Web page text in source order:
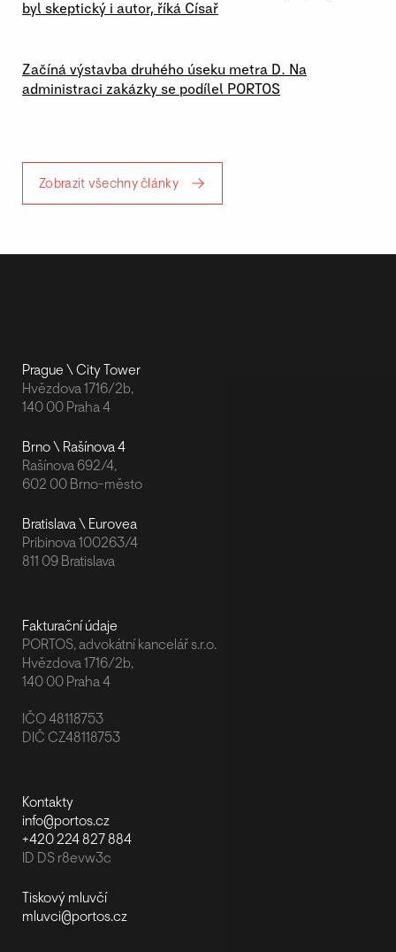
byl skeptický i autor, říká Císař
Začíná výstavba druhého úseku metra D. Na
administraci zakázky se podílel PORTOS
Zobrazit všechny články
Prague \ City Tower
Hvězdova 1716/2b,
140 00 Praha 4
Brno \ Rašínova 4
Rašínova 692/4,
602 00 Brno-město
Bratislava \ Eurovea
Pribinova 100263/4
811 09 Bratislava
Fakturační údaje
PORTOS, advokátní kancelář s.r.o.
Hvězdova 1716/2b,
140 00 Praha 4
IČO 48118753
DIČ CZ48118753
Kontakty
info@portos.cz
+420 224 827 884
ID DS r8evw3c
Tiskový mluvčí
mluvci@portos.cz